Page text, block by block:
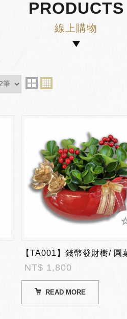
PRODUCTS
線上購物
NT$ 1,800
READ MORE